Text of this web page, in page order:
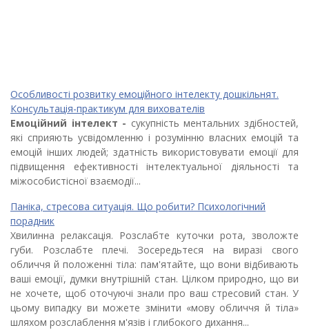
Особливості розвитку емоційного інтелекту дошкільнят.
Консультація-практикум для вихователів
Емоційний інтелект - сукупність ментальних здібностей,
які сприяють усвідомленню і розумінню власних емоцій та
емоцій інших людей; здатність використовувати емоції для
підвищення ефективності інтелектуальної діяльності та
міжособистісної взаємодії...
Паніка, стресова ситуація. Що робити? Психологічний
порадник
Хвилинна релаксація. Розслабте куточки рота, зволожте
губи. Розслабте плечі. Зосередьтеся на виразі свого
обличчя й положенні тіла: пам'ятайте, що вони відбивають
ваші емоції, думки внутрішній стан. Цілком природно, що ви
не хочете, щоб оточуючі знали про ваш стресовий стан. У
цьому випадку ви можете змінити «мову обличчя й тіла»
шляхом розслаблення м'язів і глибокого дихання...